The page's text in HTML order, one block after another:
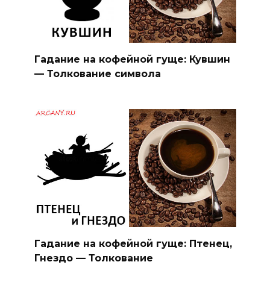
Гадание на кофейной гуще: Кувшин
— Толкование символа
Гадание на кофейной гуще: Птенец,
Гнездо — Толкование